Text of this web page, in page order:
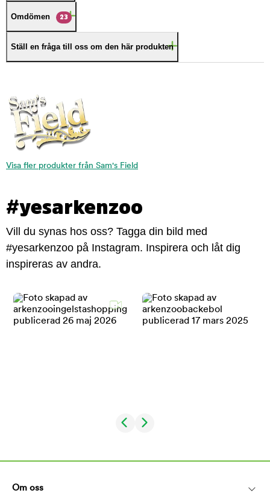
Omdömen 23
Ställ en fråga till oss om den här produkten
Visa fler produkter från Sam's Field
#yesarkenzoo
Vill du synas hos oss? Tagga din bild med
#yesarkenzoo på Instagram. Inspirera och låt dig
inspireras av andra.
Om oss